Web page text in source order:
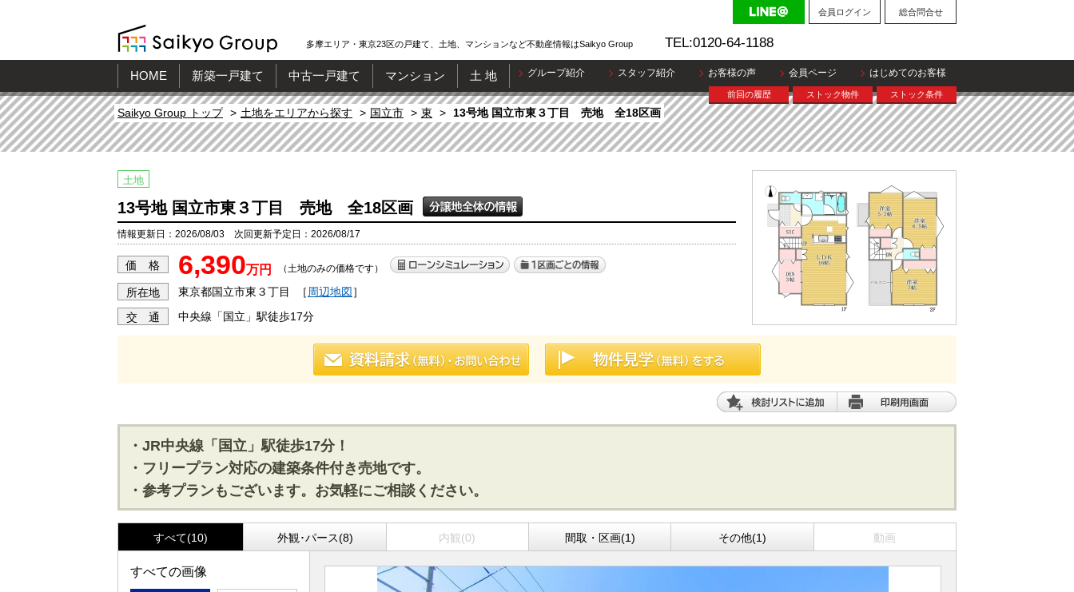
多摩エリア・東京23区の戸建て、土地、マンションなど不動産情報はSaikyo Group TEL:0120-64-1188
会員ログイン 総合問合せ
HOME 新築一戸建て 中古一戸建て マンション 土 地 グループ紹介 スタッフ紹介 お客様の声 会員ページ はじめてのお客様
前回の履歴 ストック物件 ストック条件
Saikyo Group トップ 土地をエリアから探す 国立市 東 13号地 国立市東３丁目 売地 全18区画
土地
13号地 国立市東３丁目 売地 全18区画
情報更新日：2026/08/03 次回更新予定日：2026/08/17
価 格 6,390万円 （土地のみの価格です）
所在地 東京都国立市東３丁目 ［ 周辺地図］
交 通 中央線「国立」駅徒歩17分
・JR中央線「国立」駅徒歩17分！
・フリープラン対応の建築条件付き売地です。
・参考プランもございます。お気軽にご相談ください。
すべて(10) 外観･パース(8) 内観(0) 間取・区画(1) その他(1) 動画
すべての画像